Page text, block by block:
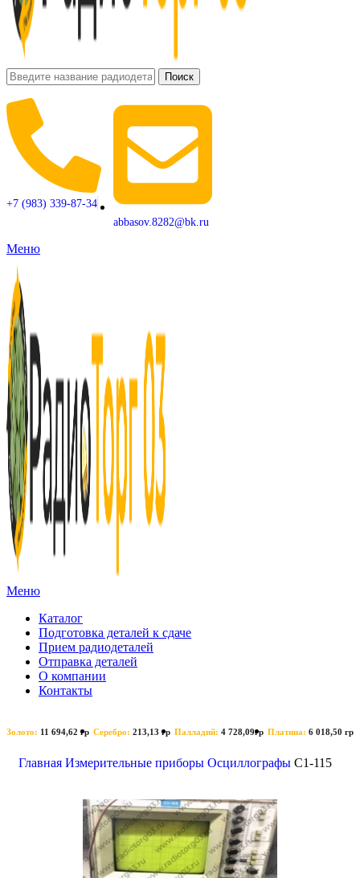
Поиск
+7 (983) 339-87-34
abbasov.8282@bk.ru
Меню
Меню
Каталог
Подготовка деталей к сдаче
Прием радиодеталей
Отправка деталей
О компании
Контакты
Золото: 11 694,62 гр Серебро: 213,13 гр Палладий: 4 728,09гр Платина: 6 018,50 гр
Поиск
Главная Измерительные приборы Осциллографы C1-115